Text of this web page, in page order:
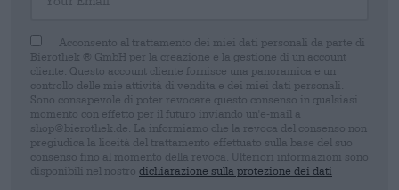
Acconsento al trattamento dei miei dati personali da parte di
Bierothek ® GmbH per la creazione e la gestione di un account
cliente. Questo account cliente fornisce una panoramica e un
controllo delle mie attività di vendita e dei miei dati personali.
Sono consapevole di poter revocare questo consenso in qualsiasi
momento con effetto per il futuro inviando un'e-mail a
shop@bierothek.de. La informiamo che la revoca del consenso non
pregiudica la liceità del trattamento effettuato sulla base del suo
consenso fino al momento della revoca. Ulteriori informazioni sono
disponibili nel nostro dichiarazione sulla protezione dei dati